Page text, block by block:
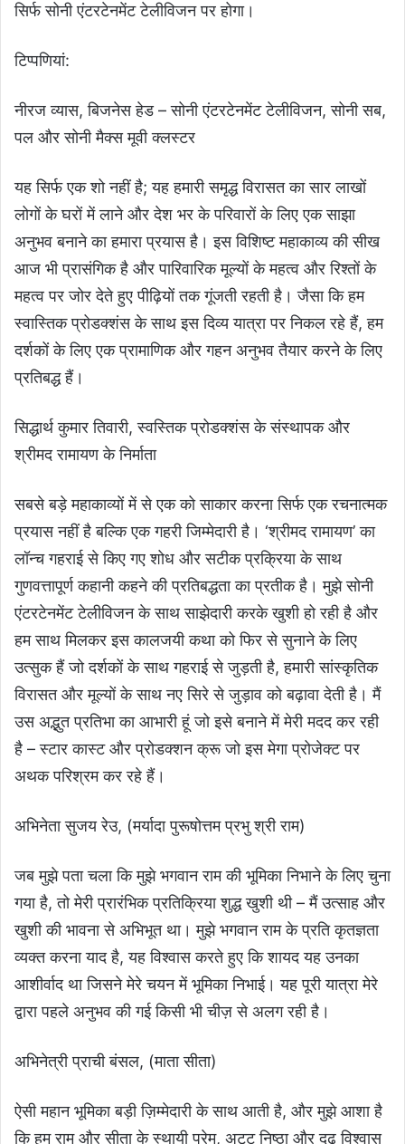
सिर्फ सोनी एंटरटेनमेंट टेलीविजन पर होगा।
टिप्पणियां:
नीरज व्यास, बिजनेस हेड – सोनी एंटरटेनमेंट टेलीविजन, सोनी सब,
पल और सोनी मैक्स मूवी क्लस्टर
यह सिर्फ एक शो नहीं है; यह हमारी समृद्ध विरासत का सार लाखों
लोगों के घरों में लाने और देश भर के परिवारों के लिए एक साझा
अनुभव बनाने का हमारा प्रयास है। इस विशिष्ट महाकाव्य की सीख
आज भी प्रासंगिक है और पारिवारिक मूल्यों के महत्व और रिश्तों के
महत्व पर जोर देते हुए पीढ़ियों तक गूंजती रहती है। जैसा कि हम
स्वास्तिक प्रोडक्शंस के साथ इस दिव्य यात्रा पर निकल रहे हैं, हम
दर्शकों के लिए एक प्रामाणिक और गहन अनुभव तैयार करने के लिए
प्रतिबद्ध हैं।
सिद्धार्थ कुमार तिवारी, स्वस्तिक प्रोडक्शंस के संस्थापक और
श्रीमद रामायण के निर्माता
सबसे बड़े महाकाव्यों में से एक को साकार करना सिर्फ एक रचनात्मक
प्रयास नहीं है बल्कि एक गहरी जिम्मेदारी है। ‘श्रीमद रामायण’ का
लॉन्च गहराई से किए गए शोध और सटीक प्रक्रिया के साथ
गुणवत्तापूर्ण कहानी कहने की प्रतिबद्धता का प्रतीक है। मुझे सोनी
एंटरटेनमेंट टेलीविजन के साथ साझेदारी करके खुशी हो रही है और
हम साथ मिलकर इस कालजयी कथा को फिर से सुनाने के लिए
उत्सुक हैं जो दर्शकों के साथ गहराई से जुड़ती है, हमारी सांस्कृतिक
विरासत और मूल्यों के साथ नए सिरे से जुड़ाव को बढ़ावा देती है। मैं
उस अद्भुत प्रतिभा का आभारी हूं जो इसे बनाने में मेरी मदद कर रही
है – स्टार कास्ट और प्रोडक्शन क्रू जो इस मेगा प्रोजेक्ट पर
अथक परिश्रम कर रहे हैं।
अभिनेता सुजय रेउ, (मर्यादा पुरूषोत्तम प्रभु श्री राम)
जब मुझे पता चला कि मुझे भगवान राम की भूमिका निभाने के लिए चुना
गया है, तो मेरी प्रारंभिक प्रतिक्रिया शुद्ध खुशी थी – मैं उत्साह और
खुशी की भावना से अभिभूत था। मुझे भगवान राम के प्रति कृतज्ञता
व्यक्त करना याद है, यह विश्वास करते हुए कि शायद यह उनका
आशीर्वाद था जिसने मेरे चयन में भूमिका निभाई। यह पूरी यात्रा मेरे
द्वारा पहले अनुभव की गई किसी भी चीज़ से अलग रही है।
अभिनेत्री प्राची बंसल, (माता सीता)
ऐसी महान भूमिका बड़ी ज़िम्मेदारी के साथ आती है, और मुझे आशा है
कि हम राम और सीता के स्थायी प्रेम, अटूट निष्ठा और दृढ़ विश्वास